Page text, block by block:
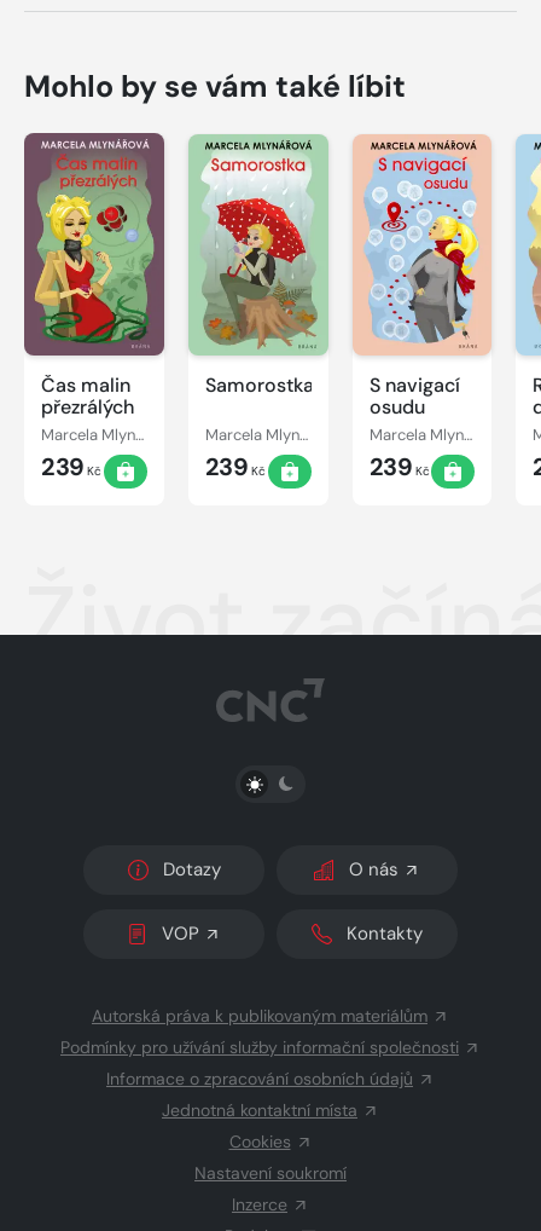
Mohlo by se vám také líbit
Čas malin
přezrálých
Marcela Mlynářová
239 Kč
Samorostka
Marcela Mlynářová
239 Kč
S navigací
osudu
Marcela Mlynářová
239 Kč
Život
PŘEPNOUT SVĚTLÝ/TMAVÝ REŽIM
Dotazy O nás
VOP Kontakty
Autorská práva k publikovaným materiálům
Podmínky pro užívání služby informační společnosti
Informace o zpracování osobních údajů
Jednotná kontaktní místa
Cookies
Nastavení soukromí
Inzerce